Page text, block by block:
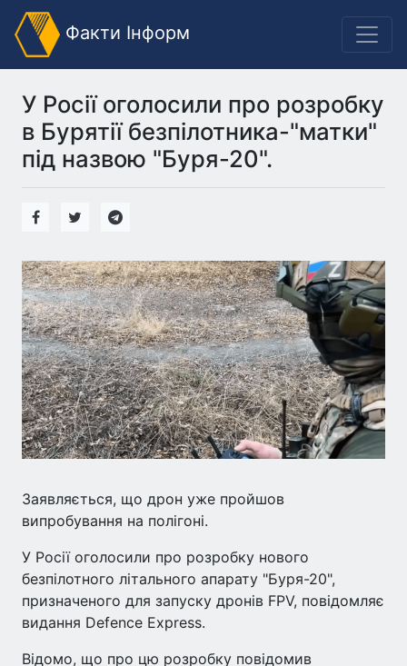
Факти Інформ
У Росії оголосили про розробку
в Бурятії безпілотника-"матки"
під назвою "Буря-20".
Заявляється, що дрон уже пройшов
випробування на полігоні.
У Росії оголосили про розробку нового
безпілотного літального апарату "Буря-20",
призначеного для запуску дронів FPV, повідомляє
видання Defence Express.
Відомо, що про цю розробку повідомив